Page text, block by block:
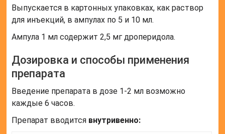
Выпускается в картонных упаковках, как раствор
для инъекций, в ампулах по 5 и 10 мл.
Ампула 1 мл содержит 2,5 мг дроперидола.
Дозировка и способы применения
препарата
Введение препарата в дозе 1-2 мл возможно
каждые 6 часов.
Препарат вводится внутривенно: